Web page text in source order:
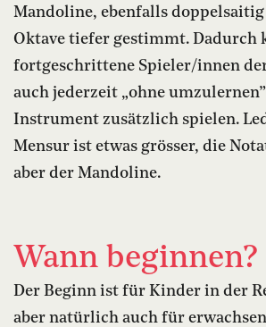
Mandoline, ebenfalls
Oktave tiefer gestimmt. Dadurch
fortgeschrittene Spieler/innen
auch jederzeit „ohne
Instrument zusätzlich spielen.
Mensur ist etwas grösser, die
aber der Mandoline.
Wann beginnen?
Der Beginn ist für Kinder in der
aber natürlich auch für